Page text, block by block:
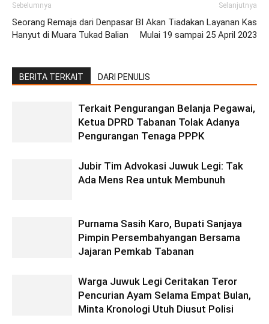
Sebelumnya
Seorang Remaja dari Denpasar
Hanyut di Muara Tukad Balian
Selanjutnya
BI Akan Tiadakan Layanan Kas
Mulai 19 sampai 25 April 2023
BERITA TERKAIT DARI PENULIS
Terkait Pengurangan Belanja Pegawai,
Ketua DPRD Tabanan Tolak Adanya
Pengurangan Tenaga PPPK
Jubir Tim Advokasi Juwuk Legi: Tak
Ada Mens Rea untuk Membunuh
Purnama Sasih Karo, Bupati Sanjaya
Pimpin Persembahyangan Bersama
Jajaran Pemkab Tabanan
Warga Juwuk Legi Ceritakan Teror
Pencurian Ayam Selama Empat Bulan,
Minta Kronologi Utuh Diusut Polisi